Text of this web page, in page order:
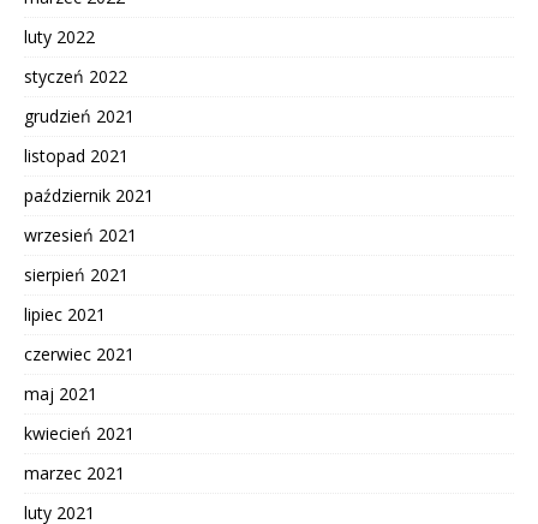
luty 2022
styczeń 2022
grudzień 2021
listopad 2021
październik 2021
wrzesień 2021
sierpień 2021
lipiec 2021
czerwiec 2021
maj 2021
kwiecień 2021
marzec 2021
luty 2021